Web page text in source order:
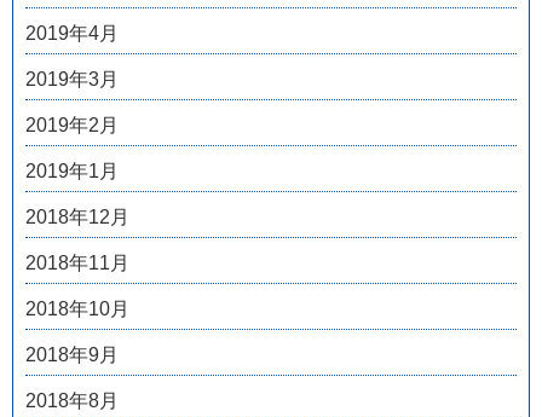
2019年4月
2019年3月
2019年2月
2019年1月
2018年12月
2018年11月
2018年10月
2018年9月
2018年8月